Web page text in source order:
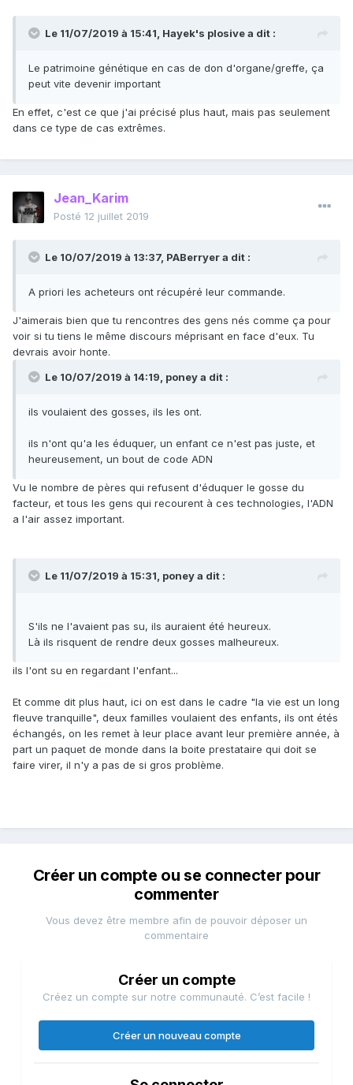
Le 11/07/2019 à 15:41, Hayek's plosivea dit :
Le patrimoine génétique en cas de don d'organe/greffe, ça
peut vite devenir important
En effet, c'est ce que j'ai précisé plus haut, mais pas seulement
dans ce type de cas extrêmes.
Jean_Karim
Posté 12 juillet 2019
Le 10/07/2019 à 13:37, PABerryera dit :
A priori les acheteurs ont récupéré leur commande.
J'aimerais bien que tu rencontres des gens nés comme ça pour
voir si tu tiens le même discours méprisant en face d'eux. Tu
devrais avoir honte.
Le 10/07/2019 à 14:19, poneya dit :
ils voulaient des gosses, ils les ont.
ils n'ont qu'a les éduquer, un enfant ce n'est pas juste, et
heureusement, un bout de code ADN
Vu le nombre de pères qui refusent d'éduquer le gosse du
facteur, et tous les gens qui recourent à ces technologies, l'ADN
a l'air assez important.
Le 11/07/2019 à 15:31, poneya dit :
S'ils ne l'avaient pas su, ils auraient été heureux.
Là ils risquent de rendre deux gosses malheureux.
ils l'ont su en regardant l'enfant...
Et comme dit plus haut, ici on est dans le cadre "la vie est un long
fleuve tranquille", deux familles voulaient des enfants, ils ont étés
échangés, on les remet à leur place avant leur première année, à
part un paquet de monde dans la boite prestataire qui doit se
faire virer, il n'y a pas de si gros problème.
Créer un compte ou se connecter pour
commenter
Vous devez être membre afin de pouvoir déposer un
commentaire
Créer un compte
Créez un compte sur notre communauté. C’est facile !
Créer un nouveau compte